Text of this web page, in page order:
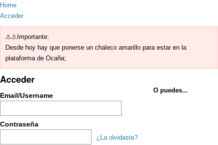
Home
Acceder
⚠⚠Importante:
Desde hoy hay que ponerse un chaleco amarillo para estar en la
plataforma de Ocaña;
Acceder
Email/Username
Contraseña
¿La olvidaste?
O puedes...